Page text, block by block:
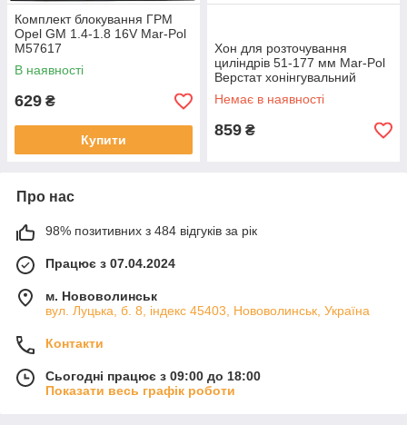
Комплект блокування ГРМ
Opel GM 1.4-1.8 16V Mar-Pol
M57617
В наявності
629 ₴
Купити
Хон для розточування
циліндрів 51-177 мм Mar-Pol
Верстат хонінгувальний
Немає в наявності
859 ₴
Про нас
98% позитивних з 484 відгуків за рік
Працює з 07.04.2024
м. Нововолинськ
вул. Луцька, б. 8, індекс 45403, Нововолинськ, Україна
Контакти
Сьогодні працює з 09:00 до 18:00
Показати весь графік роботи